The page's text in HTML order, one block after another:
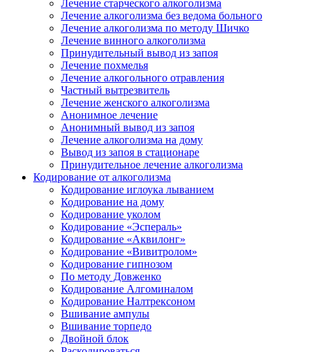
Лечение старческого алкоголизма
Лечение алкоголизма без ведома больного
Лечение алкоголизма по методу Шичко
Лечение винного алкоголизма
Принудительный вывод из запоя
Лечение похмелья
Лечение алкогольного отравления
Частный вытрезвитель
Лечение женского алкоголизма
Анонимное лечение
Анонимный вывод из запоя
Лечение алкоголизма на дому
Вывод из запоя в стационаре
Принудительное лечение алкоголизма
Кодирование от алкоголизма
Кодирование иглоука лыванием
Кодирование на дому
Кодирование уколом
Кодирование «Эспераль»
Кодирование «Аквилонг»
Кодирование «Вивитролом»
Кодирование гипнозом
По методу Довженко
Кодирование Алгоминалом
Кодирование Налтрексоном
Вшивание ампулы
Вшивание торпедо
Двойной блок